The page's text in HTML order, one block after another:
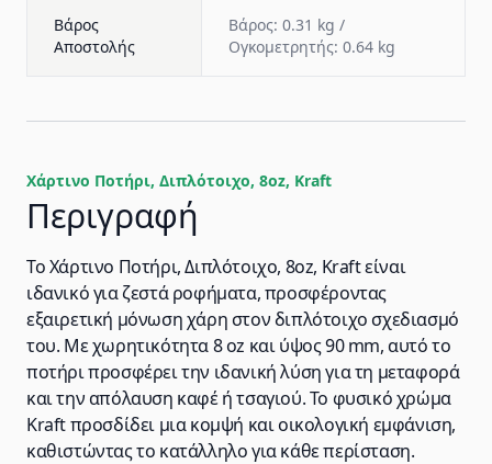
Βάρος
Αποστολής
Βάρος: 0.31 kg /
Ογκομετρητής: 0.64 kg
Χάρτινο Ποτήρι, Διπλότοιχο, 8oz, Kraft
Περιγραφή
Το Χάρτινο Ποτήρι, Διπλότοιχο, 8oz, Kraft είναι
ιδανικό για ζεστά ροφήματα, προσφέροντας
εξαιρετική μόνωση χάρη στον διπλότοιχο σχεδιασμό
του. Με χωρητικότητα 8 oz και ύψος 90 mm, αυτό το
ποτήρι προσφέρει την ιδανική λύση για τη μεταφορά
και την απόλαυση καφέ ή τσαγιού. Το φυσικό χρώμα
Kraft προσδίδει μια κομψή και οικολογική εμφάνιση,
καθιστώντας το κατάλληλο για κάθε περίσταση.